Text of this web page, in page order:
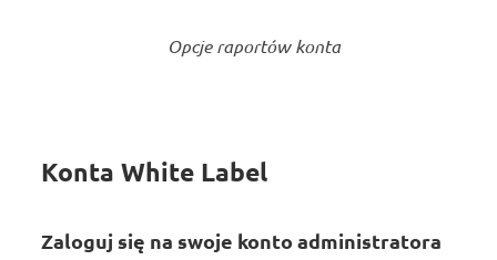
Opcje raportów konta
Konta White Label
Zaloguj się na swoje konto administratora